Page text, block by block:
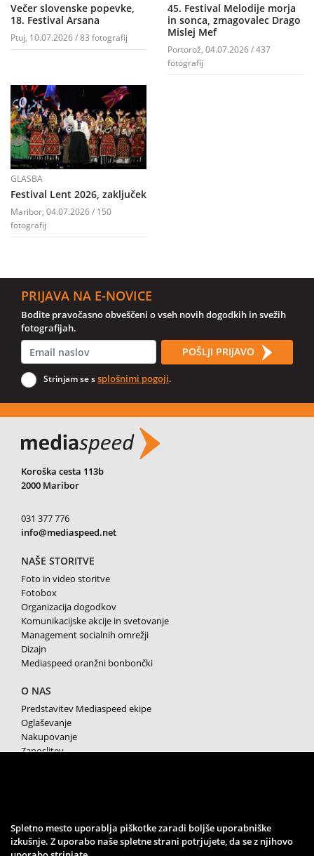
Večer slovenske popevke,
18. Festival Arsana
Ptuj, 10.07.2026 / 83 fotografij
45. Festival Melodije morja
in sonca, zmagovalec Drago
Mislej Mef
Portorož, 04.07.2026 / 437
fotografij
GLASBA
Festival Lent 2026, zaključek
Maribor, 04.07.2026 / 150
fotografij
PRIJAVA NA E-NOVICE
Bodite pravočasno obveščeni o vseh novih dogodkih in svežih
fotografijah.
POŠLJI PRIJAVO
Strinjam se ssplošnimi pogoji.
Koroška cesta 113b
2000 Maribor
031 377 776
info@mediaspeed.net
NAŠE STORITVE
Foto in video storitve
Fotobox
Organizacija dogodkov
Komunikacijske akcije in svetovanje
Management socialnih omrežji
Dizajn
Mediaspeed oranžni bonbončki
O NAS
Predstavitev Mediaspeed ekipe
Oglaševanje
Nakupovanje
Zaposlitev
SPREMLJAJTE NAS
Spletno mesto uporablja piškotke zaradi boljše uporabniške
izkušnje. Z uporabo naše spletne strani potrjujete, da se z njihovo